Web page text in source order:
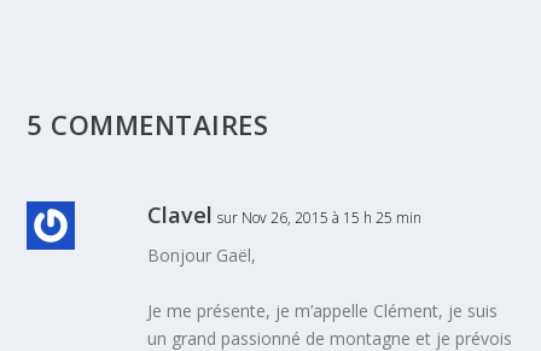
5 COMMENTAIRES
Clavel sur Nov 26, 2015 à 15 h 25 min
Bonjour Gaël,
Je me présente, je m’appelle Clément, je suis
un grand passionné de montagne et je prévois